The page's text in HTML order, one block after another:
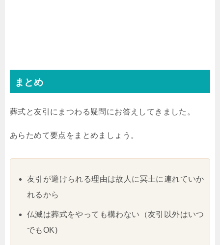
まとめ
葬式と友引にまつわる疑問にお答えしてきました。
あらためて要点をまとめましょう。
友引が避けられる理由は故人に冥土に連れていか
れるから
仏滅は葬式をやっても構わない（友引以外はいつ
でもOK)